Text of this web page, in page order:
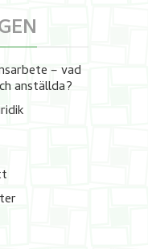
– vad
anställda?